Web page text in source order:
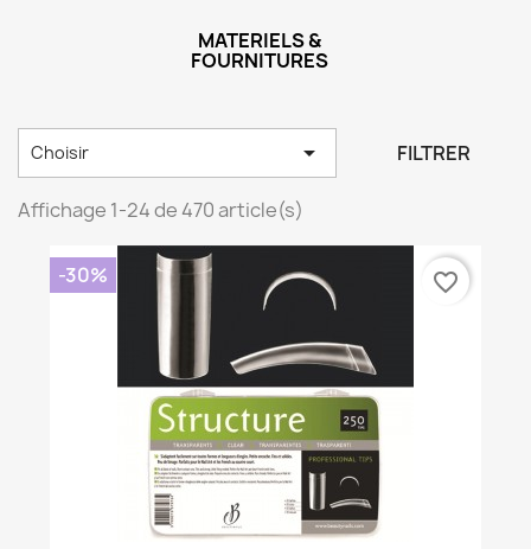
MATERIELS &
FOURNITURES
Choisir  FILTRER
Affichage 1-24 de 470 article(s)
-30% favorite_border